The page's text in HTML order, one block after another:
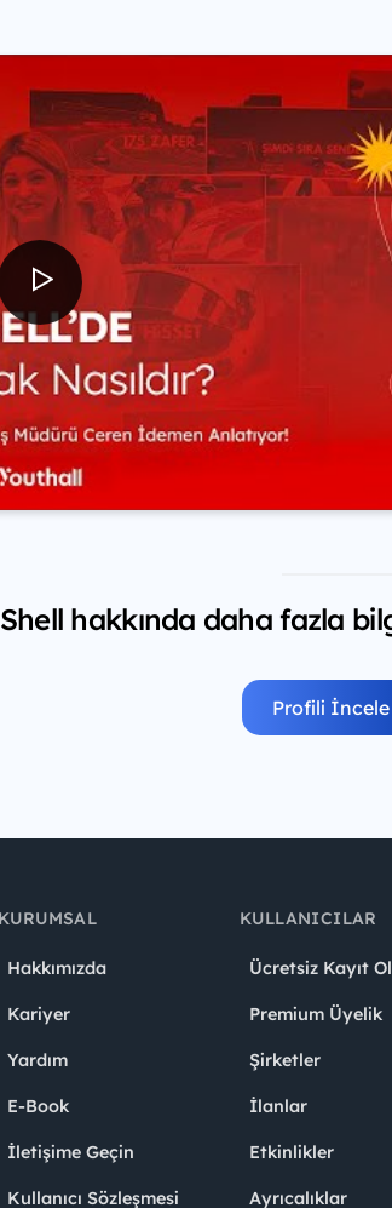
Shell hakkında daha fazla
Profili İncele
KURUMSAL
Hakkımızda
Kariyer
Yardım
E-Book
İletişime Geçin
Kullanıcı Sözleşmesi
KULLANICILAR
Ücretsiz Kayıt Ol
Premium Üyelik
Şirketler
İlanlar
Etkinlikler
Ayrıcalıklar